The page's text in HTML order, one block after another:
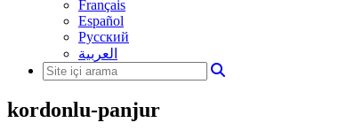
Français
Español
Русский
العربية
kordonlu-panjur